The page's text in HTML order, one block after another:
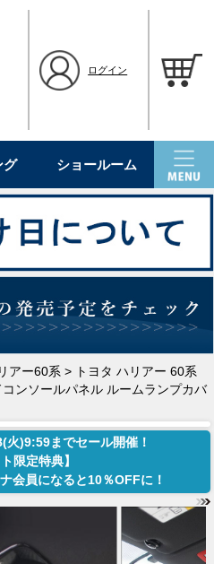
ログイン
グ ショールーム
アー60系 > トヨタ ハリアー 60系
ンソールパネル ルームランプカバ
火)9:59までセール開催！
限定特典】
会員になると10％OFFに！